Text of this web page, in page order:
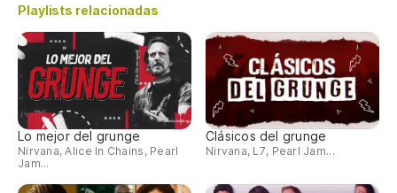
Playlists relacionadas
Lo mejor del grunge
Nirvana, Alice In Chains, Pearl
Jam...
Clásicos del grunge
Nirvana, L7, Pearl Jam...